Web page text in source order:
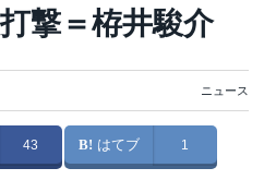
撃＝栫井駿介
ニュース
43 はてブ 1